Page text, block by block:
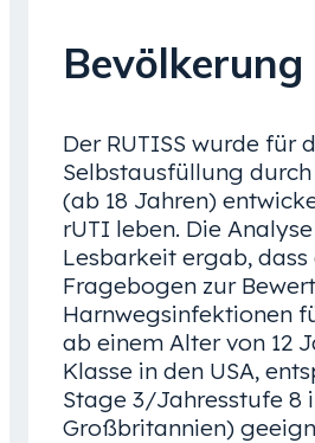
Bevölkerung
Der RUTISS wurde für
Selbstausfüllung
(ab 18 Jahren)
rUTI leben. Die
Lesbarkeit ergab, dass
Fragebogen zur
Harnwegsinfektionen
ab einem Alter von 12
Klasse in den USA,
Stage 3/Jahresstufe 8
Großbritannien)